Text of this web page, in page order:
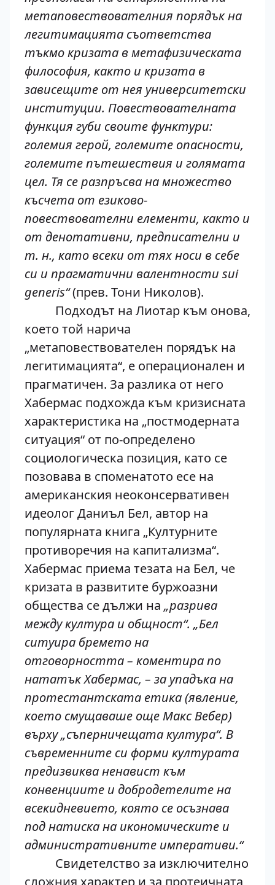
метаповествователния порядък на
легитимацията съответства
тъкмо кризата в метафизическата
философия, както и кризата в
зависещите от нея университетски
институции. Повествователната
функция губи своите функтури:
големия герой, големите опасности,
големите пътешествия и голямата
цел. Тя се разпръсва на множество
късчета от езиково-
повествователни елементи, както и
от денотативни, предписателни и
т. н., като всеки от тях носи в себе
си и прагматични валентности sui
generis“(прев. Тони Николов).
Подходът на Лиотар към онова,
което той нарича
„метаповествователен порядък на
легитимацията“, е операционален и
прагматичен. За разлика от него
Хабермас подхожда към кризисната
характеристика на „постмодерната
ситуация“ от по-определено
социологическа позиция, като се
позовава в споменатото есе на
американския неоконсервативен
идеолог Даниъл Бел, автор на
популярната книга „Културните
противоречия на капитализма“.
Хабермас приема тезата на Бел, че
кризата в развитите буржоазни
общества се дължи на „разрива
между култура и общност“. „Бел
ситуира бремето на
отговорността – коментира по
нататък Хабермас, – за упадъка на
протестантската етика (явление,
което смущаваше още Макс Вебер)
върху „съперничещата култура“. В
съвременните си форми културата
предизвиква ненавист към
конвенциите и добродетелите на
всекидневието, която се осъзнава
под натиска на икономическите и
административните императиви.“
Свидетелство за изключително
сложния характер и за протеичната